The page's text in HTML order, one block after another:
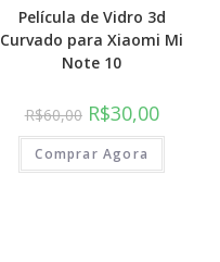
Película de Vidro 3d
Curvado para Xiaomi Mi
Note 10
R$60,00 R$30,00
Comprar Agora